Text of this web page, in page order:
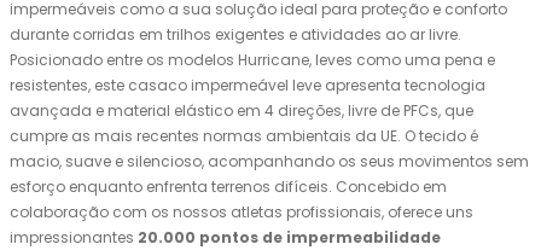
impermeáveis ​​como a sua solução ideal para proteção e conforto
durante corridas em trilhos exigentes e atividades ao ar livre.
Posicionado entre os modelos Hurricane, leves como uma pena e
resistentes, este casaco impermeável leve apresenta tecnologia
avançada e material elástico em 4 direções, livre de PFCs, que
cumpre as mais recentes normas ambientais da UE. O tecido é
macio, suave e silencioso, acompanhando os seus movimentos sem
esforço enquanto enfrenta terrenos difíceis. Concebido em
colaboração com os nossos atletas profissionais, oferece uns
impressionantes 20.000 pontos de impermeabilidade